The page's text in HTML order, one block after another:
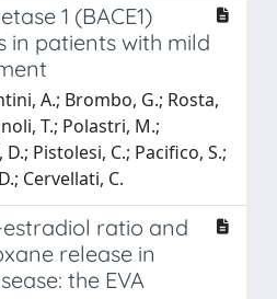
1 (BACE1)
in patients with mild
A.; Brombo, G.; Rosta,
T.; Polastri, M.;
Pistolesi, C.; Pacifico, S.;
Cervellati, C.
ratio and
release in
the EVA